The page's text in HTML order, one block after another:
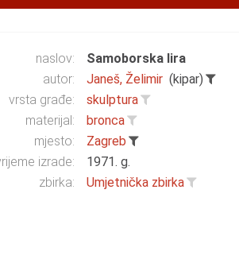
naslov:
Samoborska lira
autor:
Janeš, Želimir (kipar)
vrsta građe:
skulptura
materijal:
bronca
mjesto:
Zagreb
izrade:
1971. g.
zbirka:
Umjetnička zbirka